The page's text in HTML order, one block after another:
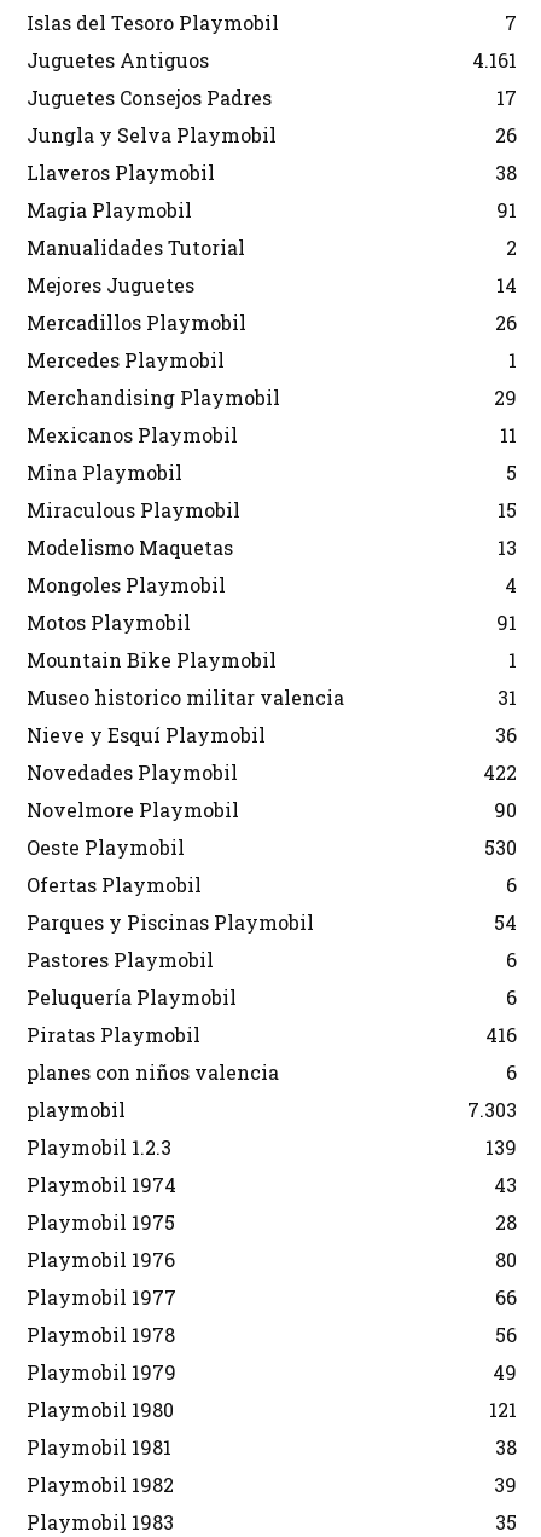
Islas del Tesoro Playmobil
7
Juguetes Antiguos
4.161
Juguetes Consejos Padres
17
Jungla y Selva Playmobil
26
Llaveros Playmobil
38
Magia Playmobil
91
Manualidades Tutorial
2
Mejores Juguetes
14
Mercadillos Playmobil
26
Mercedes Playmobil
1
Merchandising Playmobil
29
Mexicanos Playmobil
11
Mina Playmobil
5
Miraculous Playmobil
15
Modelismo Maquetas
13
Mongoles Playmobil
4
Motos Playmobil
91
Mountain Bike Playmobil
1
Museo historico militar valencia
31
Nieve y Esquí Playmobil
36
Novedades Playmobil
422
Novelmore Playmobil
90
Oeste Playmobil
530
Ofertas Playmobil
6
Parques y Piscinas Playmobil
54
Pastores Playmobil
6
Peluquería Playmobil
6
Piratas Playmobil
416
planes con niños valencia
6
playmobil
7.303
Playmobil 1.2.3
139
Playmobil 1974
43
Playmobil 1975
28
Playmobil 1976
80
Playmobil 1977
66
Playmobil 1978
56
Playmobil 1979
49
Playmobil 1980
121
Playmobil 1981
38
Playmobil 1982
39
Playmobil 1983
35